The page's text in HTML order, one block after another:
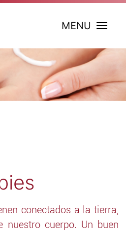
MENU
conectados a la tierra,
nuestro cuerpo. Un buen